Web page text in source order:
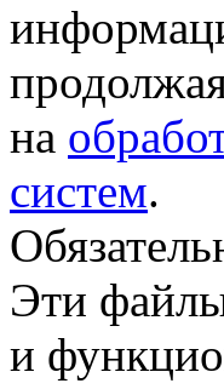
на
систем.
Эти
и